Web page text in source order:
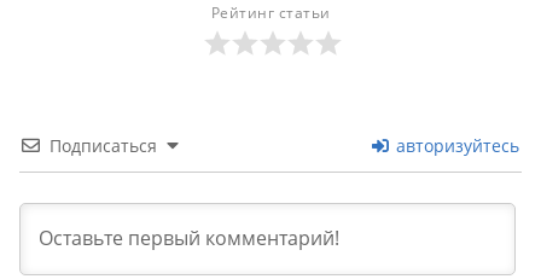
Рейтинг статьи
Подписаться авторизуйтесь